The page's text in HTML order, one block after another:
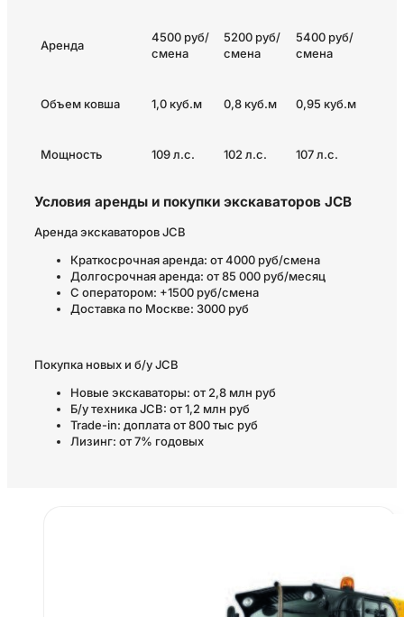
Аренда
4500 руб/
смена
5200 руб/
смена
5400 руб/
смена
Объем ковша 1,0 куб.м 0,8 куб.м 0,95 куб.м
Мощность 109 л.с. 102 л.с. 107 л.с.
Условия аренды и покупки экскаваторов JCB
Аренда экскаваторов JCB
Краткосрочная аренда: от 4000 руб/смена
Долгосрочная аренда: от 85 000 руб/месяц
С оператором: +1500 руб/смена
Доставка по Москве: 3000 руб
Покупка новых и б/у JCB
Новые экскаваторы: от 2,8 млн руб
Б/у техника JCB: от 1,2 млн руб
Trade-in: доплата от 800 тыс руб
Лизинг: от 7% годовых